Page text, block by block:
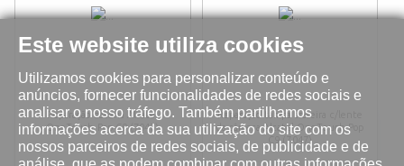
Este website utiliza cookies
Utilizamos cookies para personalizar conteúdo e
anúncios, fornecer funcionalidades de redes sociais e
analisar o nosso tráfego. Também partilhamos
informações acerca da sua utilização do site com os
nossos parceiros de redes sociais, de publicidade e de
Reparação bateria Alcatel
OneTouch Pop C9 (7047)
Reparação tampa traseira c/lente
da câmera Alcatel OneTouch Pop
C9 (7047)